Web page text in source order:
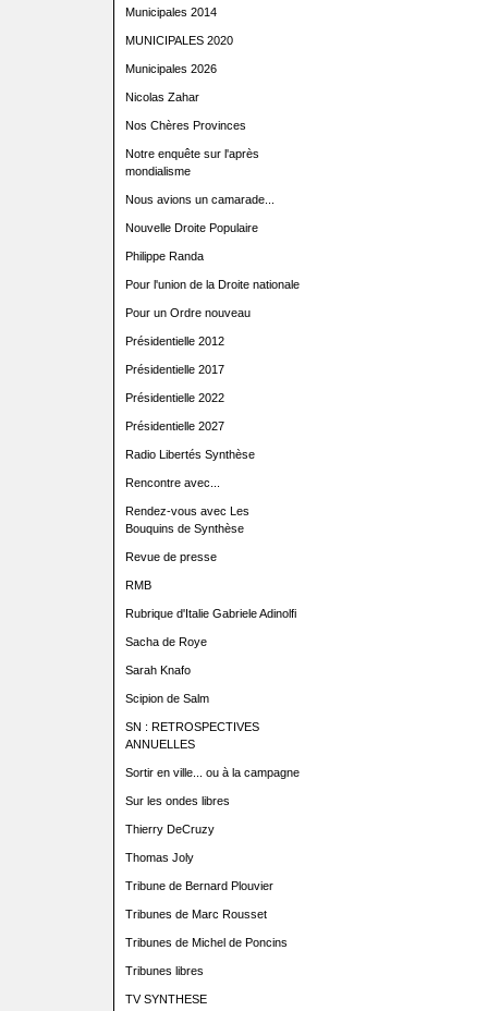
Municipales 2014
MUNICIPALES 2020
Municipales 2026
Nicolas Zahar
Nos Chères Provinces
Notre enquête sur l'après
mondialisme
Nous avions un camarade...
Nouvelle Droite Populaire
Philippe Randa
Pour l'union de la Droite nationale
Pour un Ordre nouveau
Présidentielle 2012
Présidentielle 2017
Présidentielle 2022
Présidentielle 2027
Radio Libertés Synthèse
Rencontre avec...
Rendez-vous avec Les
Bouquins de Synthèse
Revue de presse
RMB
Rubrique d'Italie Gabriele Adinolfi
Sacha de Roye
Sarah Knafo
Scipion de Salm
SN : RETROSPECTIVES
ANNUELLES
Sortir en ville... ou à la campagne
Sur les ondes libres
Thierry DeCruzy
Thomas Joly
Tribune de Bernard Plouvier
Tribunes de Marc Rousset
Tribunes de Michel de Poncins
Tribunes libres
TV SYNTHESE